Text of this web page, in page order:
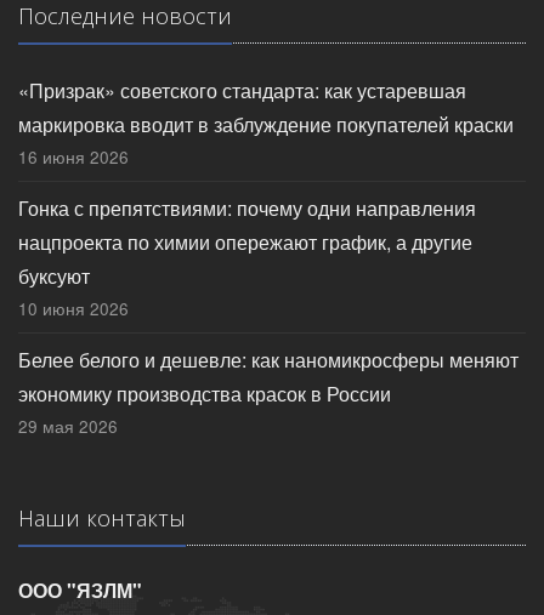
Последние новости
«Призрак» советского стандарта: как устаревшая
маркировка вводит в заблуждение покупателей краски
16 июня 2026
Гонка с препятствиями: почему одни направления
нацпроекта по химии опережают график, а другие
буксуют
10 июня 2026
Белее белого и дешевле: как наномикросферы меняют
экономику производства красок в России
29 мая 2026
Наши контакты
ООО "ЯЗЛМ"